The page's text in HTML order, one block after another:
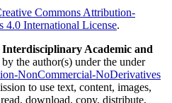
Commons Attribution-
4.0 International License.
Interdisciplinary Academic and
the author(s) under the under
NonCommercial-NoDerivatives
to use text, content, images,
download, copy, distribute,